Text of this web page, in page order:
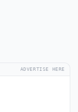
ADVERTISE HERE